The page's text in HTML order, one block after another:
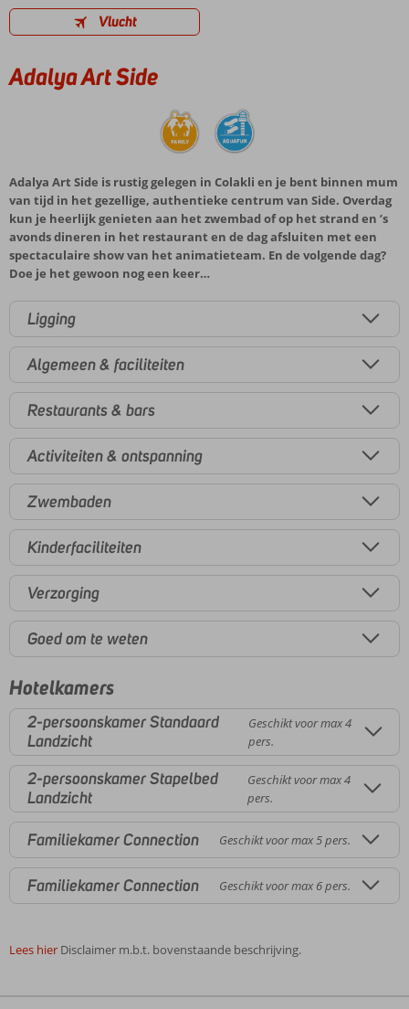
Vlucht
Adalya Art Side
Adalya Art Side is rustig gelegen in Colakli en je bent binnen mum
van tijd in het gezellige, authentieke centrum van Side. Overdag
kun je heerlijk genieten aan het zwembad of op het strand en ’s
avonds dineren in het restaurant en de dag afsluiten met een
spectaculaire show van het animatieteam. En de volgende dag?
Doe je het gewoon nog een keer…
Ligging
Algemeen & faciliteiten
Restaurants & bars
Activiteiten & ontspanning
Zwembaden
Kinderfaciliteiten
Verzorging
Goed om te weten
Hotelkamers
2-persoonskamer Standaard
Landzicht
Geschikt voor max 4
pers.
2-persoonskamer Stapelbed
Landzicht
Geschikt voor max 4
pers.
Familiekamer Connection Geschikt voor max 5 pers.
Familiekamer Connection Geschikt voor max 6 pers.
Lees hier Disclaimer m.b.t. bovenstaande beschrijving.